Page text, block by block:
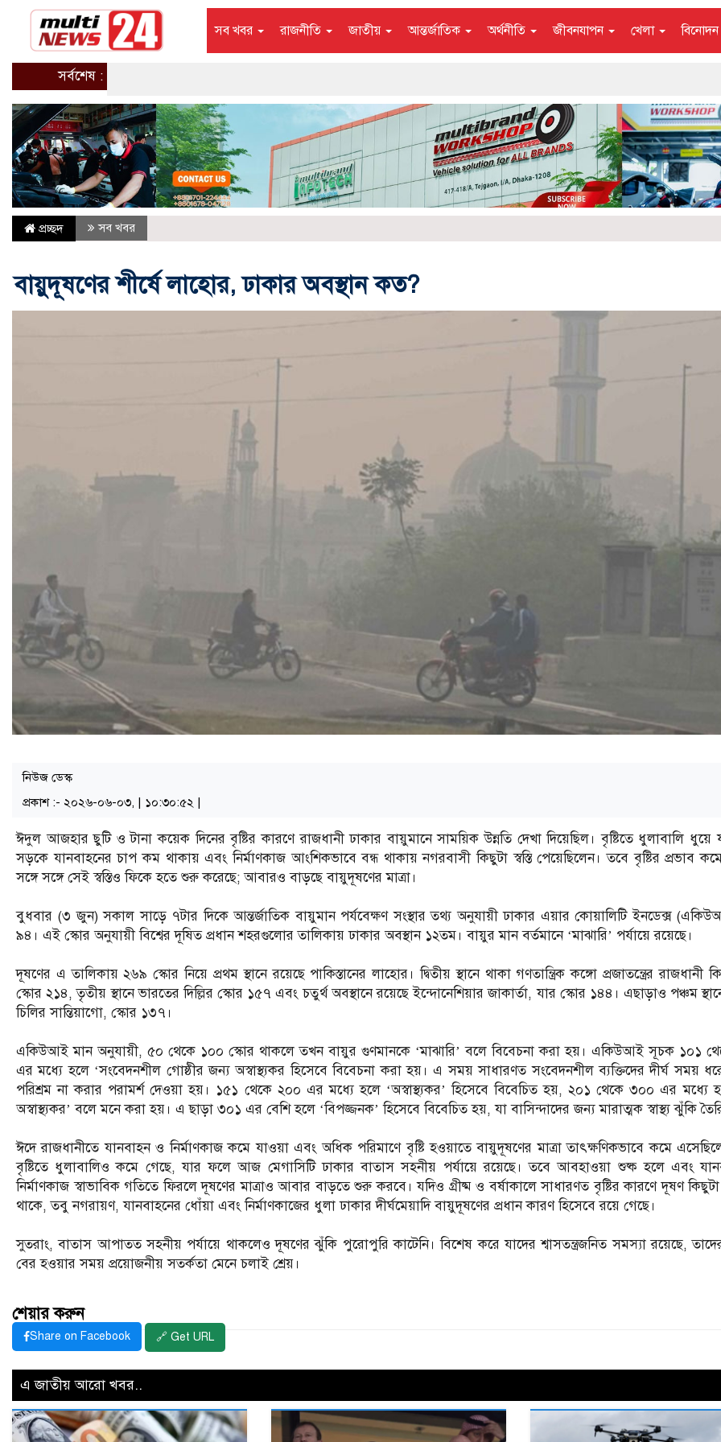
সব খবর রাজনীতি জাতীয় আন্তর্জাতিক অর্থনীতি জীবনযাপন খেলা বিনোদন
সর্বশেষ :
প্রচ্ছদ সব খবর
বায়ুদূষণের শীর্ষে লাহোর, ঢাকার অবস্থান কত?
নিউজ ডেস্ক
প্রকাশ :- ২০২৬-০৬-০৩, | ১০:৩০:৫২ |
ঈদুল আজহার ছুটি ও টানা কয়েক দিনের বৃষ্টির কারণে রাজধানী ঢাকার বায়ুমানে সাময়িক উন্নতি দেখা দিয়েছিল। বৃষ্টিতে ধুলাবালি ধুয়ে
সড়কে যানবাহনের চাপ কম থাকায় এবং নির্মাণকাজ আংশিকভাবে বন্ধ থাকায় নগরবাসী কিছুটা স্বস্তি পেয়েছিলেন। তবে বৃষ্টির প্রভাব
সঙ্গে সঙ্গে সেই স্বস্তিও ফিকে হতে শুরু করেছে; আবারও বাড়ছে বায়ুদূষণের মাত্রা।
বুধবার (৩ জুন) সকাল সাড়ে ৭টার দিকে আন্তর্জাতিক বায়ুমান পর্যবেক্ষণ সংস্থার তথ্য অনুযায়ী ঢাকার এয়ার কোয়ালিটি ইনডেক্স
৯৪। এই স্কোর অনুযায়ী বিশ্বের দূষিত প্রধান শহরগুলোর তালিকায় ঢাকার অবস্থান ১২তম। বায়ুর মান বর্তমানে ‘মাঝারি’ পর্যায়ে রয়েছে।
দূষণের এ তালিকায় ২৬৯ স্কোর নিয়ে প্রথম স্থানে রয়েছে পাকিস্তানের লাহোর। দ্বিতীয় স্থানে থাকা গণতান্ত্রিক কঙ্গো প্রজাতন্ত্রের রাজধানী
স্কোর ২১৪, তৃতীয় স্থানে ভারতের দিল্লির স্কোর ১৫৭ এবং চতুর্থ অবস্থানে রয়েছে ইন্দোনেশিয়ার জাকার্তা, যার স্কোর ১৪৪। এছাড়াও পঞ্চম
চিলির সান্তিয়াগো, স্কোর ১৩৭।
একিউআই মান অনুযায়ী, ৫০ থেকে ১০০ স্কোর থাকলে তখন বায়ুর গুণমানকে ‘মাঝারি’ বলে বিবেচনা করা হয়। একিউআই সূচক ১০১
এর মধ্যে হলে ‘সংবেদনশীল গোষ্ঠীর জন্য অস্বাস্থ্যকর হিসেবে বিবেচনা করা হয়। এ সময় সাধারণত সংবেদনশীল ব্যক্তিদের দীর্ঘ সময়
পরিশ্রম না করার পরামর্শ দেওয়া হয়। ১৫১ থেকে ২০০ এর মধ্যে হলে ‘অস্বাস্থ্যকর’ হিসেবে বিবেচিত হয়, ২০১ থেকে ৩০০ এর মধ্যে
অস্বাস্থ্যকর’ বলে মনে করা হয়। এ ছাড়া ৩০১ এর বেশি হলে ‘বিপজ্জনক’ হিসেবে বিবেচিত হয়, যা বাসিন্দাদের জন্য মারাত্মক স্বাস্থ্য ঝুঁকি
ঈদে রাজধানীতে যানবাহন ও নির্মাণকাজ কমে যাওয়া এবং অধিক পরিমাণে বৃষ্টি হওয়াতে বায়ুদূষণের মাত্রা তাৎক্ষণিকভাবে কমে
বৃষ্টিতে ধুলাবালিও কমে গেছে, যার ফলে আজ মেগাসিটি ঢাকার বাতাস সহনীয় পর্যায়ে রয়েছে। তবে আবহাওয়া শুষ্ক হলে এবং
নির্মাণকাজ স্বাভাবিক গতিতে ফিরলে দূষণের মাত্রাও আবার বাড়তে শুরু করবে। যদিও গ্রীষ্ম ও বর্ষাকালে সাধারণত বৃষ্টির কারণে দূষণ কিছুটা
থাকে, তবু নগরায়ণ, যানবাহনের ধোঁয়া এবং নির্মাণকাজের ধুলা ঢাকার দীর্ঘমেয়াদি বায়ুদূষণের প্রধান কারণ হিসেবে রয়ে গেছে।
সুতরাং, বাতাস আপাতত সহনীয় পর্যায়ে থাকলেও দূষণের ঝুঁকি পুরোপুরি কাটেনি। বিশেষ করে যাদের শ্বাসতন্ত্রজনিত সমস্যা রয়েছে,
বের হওয়ার সময় প্রয়োজনীয় সতর্কতা মেনে চলাই শ্রেয়।
শেয়ার করুন
Share on Facebook 🔗 Get URL
এ জাতীয় আরো খবর..